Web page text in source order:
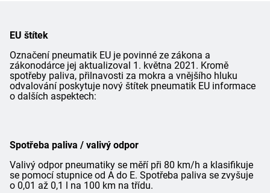
EU štítek
Označení pneumatik EU je povinné ze zákona a
zákonodárce jej aktualizoval 1. května 2021. Kromě
spotřeby paliva, přilnavosti za mokra a vnějšího hluku
odvalování poskytuje nový štítek pneumatik EU informace
o dalších aspektech:
Spotřeba paliva / valivý odpor
Valivý odpor pneumatiky se měří při 80 km/h a klasifikuje
se pomocí stupnice od A do E. Spotřeba paliva se zvyšuje
o 0,01 až 0,1 l na 100 km na třídu.